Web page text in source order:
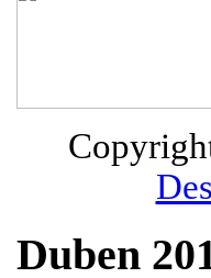
Duben